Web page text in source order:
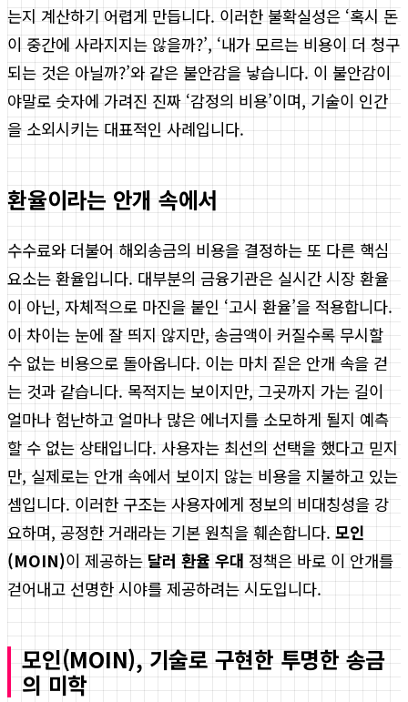
는지 계산하기 어렵게 만듭니다. 이러한 불확실성은 ‘혹시 돈
이 중간에 사라지지는 않을까?’, ‘내가 모르는 비용이 더 청구
되는 것은 아닐까?’와 같은 불안감을 낳습니다. 이 불안감이
야말로 숫자에 가려진 진짜 ‘감정의 비용’이며, 기술이 인간
을 소외시키는 대표적인 사례입니다.
환율이라는 안개 속에서
수수료와 더불어 해외송금의 비용을 결정하는 또 다른 핵심
요소는 환율입니다. 대부분의 금융기관은 실시간 시장 환율
이 아닌, 자체적으로 마진을 붙인 ‘고시 환율’을 적용합니다.
이 차이는 눈에 잘 띄지 않지만, 송금액이 커질수록 무시할
수 없는 비용으로 돌아옵니다. 이는 마치 짙은 안개 속을 걷
는 것과 같습니다. 목적지는 보이지만, 그곳까지 가는 길이
얼마나 험난하고 얼마나 많은 에너지를 소모하게 될지 예측
할 수 없는 상태입니다. 사용자는 최선의 선택을 했다고 믿지
만, 실제로는 안개 속에서 보이지 않는 비용을 지불하고 있는
셈입니다. 이러한 구조는 사용자에게 정보의 비대칭성을 강
요하며, 공정한 거래라는 기본 원칙을 훼손합니다. 모인
(MOIN)이 제공하는 달러 환율 우대 정책은 바로 이 안개를
걷어내고 선명한 시야를 제공하려는 시도입니다.
모인(MOIN), 기술로 구현한 투명한 송금
의 미학